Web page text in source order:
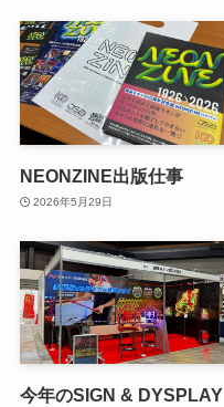
NEONZINE出版仕事
2026年5月29日
今年のSIGN & DYSPLAY